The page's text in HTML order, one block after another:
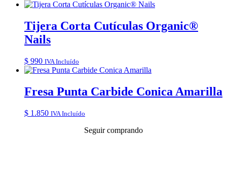
Tijera Corta Cutículas Organic®
Nails
$ 990 IVA Incluído
Fresa Punta Carbide Conica Amarilla
$ 1.850 IVA Incluído
Seguir comprando